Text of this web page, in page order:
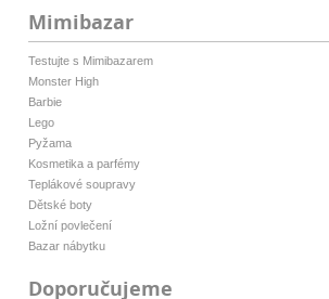
Mimibazar
Testujte s Mimibazarem
Monster High
Barbie
Lego
Pyžama
Kosmetika a parfémy
Teplákové soupravy
Dětské boty
Ložní povlečení
Bazar nábytku
Doporučujeme